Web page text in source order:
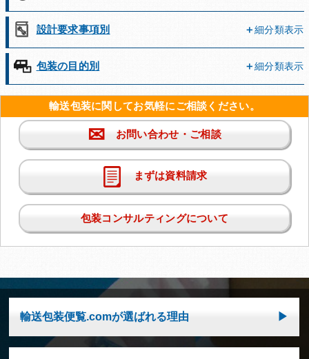
設計要求事項別 細分類表示
包装の目的別 細分類表示
輸送包装に関してお気軽にご相談ください。
✉ お問い合わせ・ご相談
まずは資料請求
包装コンサルティングについて
輸送包装便覧.comが選ばれる理由